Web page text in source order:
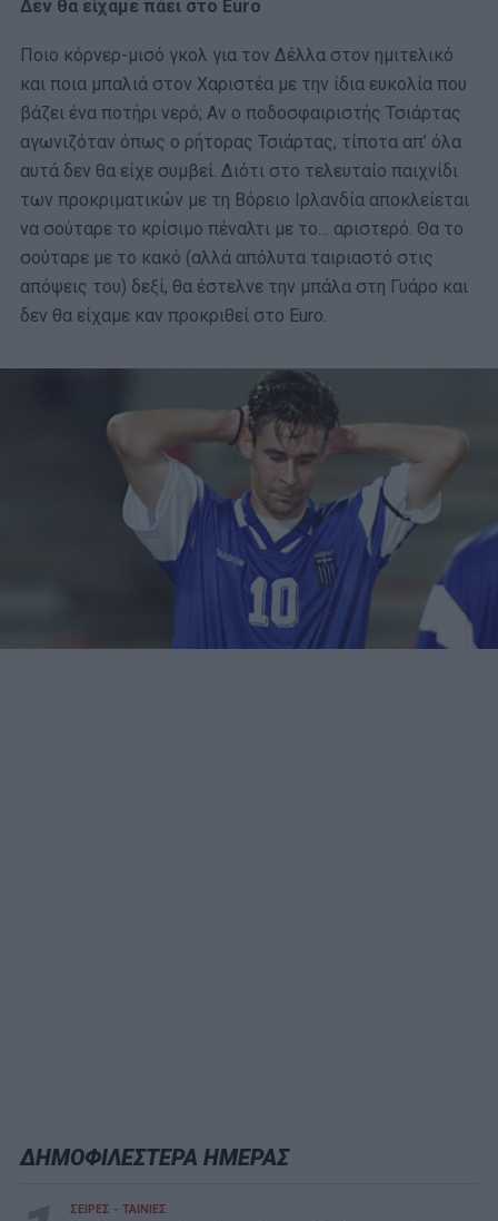
Δεν θα είχαμε πάει στο Euro
Ποιο κόρνερ-μισό γκολ για τον Δέλλα στον ημιτελικό
και ποια μπαλιά στον Χαριστέα με την ίδια ευκολία που
βάζει ένα ποτήρι νερό; Αν ο ποδοσφαιριστής Τσιάρτας
αγωνιζόταν όπως ο ρήτορας Τσιάρτας, τίποτα απ’ όλα
αυτά δεν θα είχε συμβεί. Διότι στο τελευταίο παιχνίδι
των προκριματικών με τη Βόρειο Ιρλανδία αποκλείεται
να σούταρε το κρίσιμο πέναλτι με το… αριστερό. Θα το
σούταρε με το κακό (αλλά απόλυτα ταιριαστό στις
απόψεις του) δεξί, θα έστελνε την μπάλα στη Γυάρο και
δεν θα είχαμε καν προκριθεί στο Euro.
ΔΗΜΟΦΙΛΕΣΤΕΡΑ ΗΜΕΡΑΣ
ΣΕΙΡΕΣ - ΤΑΙΝΙΕΣ